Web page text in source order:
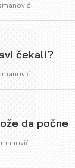
čekali?
da počne